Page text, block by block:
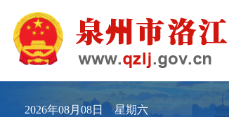
2026年08月08日 星期六